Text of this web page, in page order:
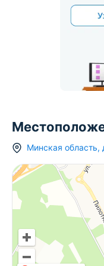
Минская область,